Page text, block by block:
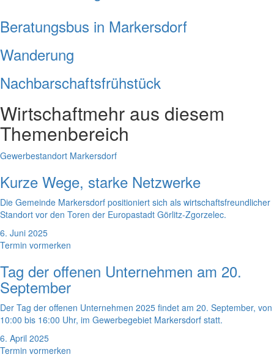
Beratungsbus in Markersdorf
Wanderung
Nachbarschaftsfrühstück
Wirtschaftmehr aus diesem
Themenbereich
Gewerbestandort Markersdorf
Kurze Wege, starke Netzwerke
Die Gemeinde Markersdorf positioniert sich als wirtschaftsfreundlicher
Standort vor den Toren der Europastadt Görlitz-Zgorzelec.
6. Juni 2025
Termin vormerken
Tag der offenen Unternehmen am 20.
September
Der Tag der offenen Unternehmen 2025 findet am 20. September, von
10:00 bis 16:00 Uhr, im Gewerbegebiet Markersdorf statt.
6. April 2025
Termin vormerken